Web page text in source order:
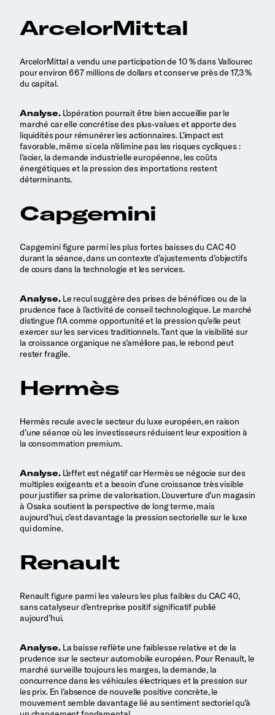
ArcelorMittal
ArcelorMittal a vendu une participation de 10 % dans Vallourec
pour environ 667 millions de dollars et conserve près de 17,3 %
du capital.
Analyse.L’opération pourrait être bien accueillie par le
marché car elle concrétise des plus-values et apporte des
liquidités pour rémunérer les actionnaires. L’impact est
favorable, même si cela n’élimine pas les risques cycliques :
l’acier, la demande industrielle européenne, les coûts
énergétiques et la pression des importations restent
déterminants.
Capgemini
Capgemini figure parmi les plus fortes baisses du CAC 40
durant la séance, dans un contexte d’ajustements d’objectifs
de cours dans la technologie et les services.
Analyse.Le recul suggère des prises de bénéfices ou de la
prudence face à l’activité de conseil technologique. Le marché
distingue l’IA comme opportunité et la pression qu’elle peut
exercer sur les services traditionnels. Tant que la visibilité sur
la croissance organique ne s’améliore pas, le rebond peut
rester fragile.
Hermès
Hermès recule avec le secteur du luxe européen, en raison
d’une séance où les investisseurs réduisent leur exposition à
la consommation premium.
Analyse.L’effet est négatif car Hermès se négocie sur des
multiples exigeants et a besoin d’une croissance très visible
pour justifier sa prime de valorisation. L’ouverture d’un magasin
à Osaka soutient la perspective de long terme, mais
aujourd’hui, c’est davantage la pression sectorielle sur le luxe
qui domine.
Renault
Renault figure parmi les valeurs les plus faibles du CAC 40,
sans catalyseur d’entreprise positif significatif publié
aujourd’hui.
Analyse.La baisse reflète une faiblesse relative et de la
prudence sur le secteur automobile européen. Pour Renault, le
marché surveille toujours les marges, la demande, la
concurrence dans les véhicules électriques et la pression sur
les prix. En l’absence de nouvelle positive concrète, le
mouvement semble davantage lié au sentiment sectoriel qu’à